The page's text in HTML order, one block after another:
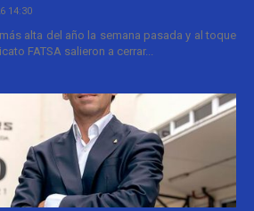
14:30
alta del año la semana pasada y al toque
FATSA salieron a cerrar...